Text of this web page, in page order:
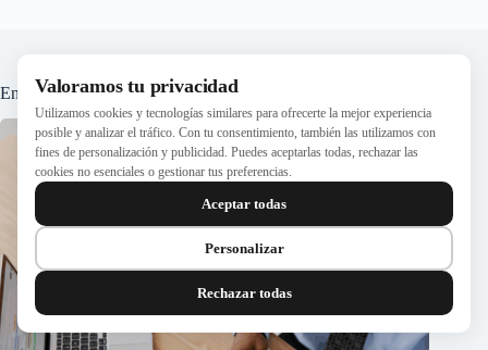
Valoramos tu privacidad
Utilizamos cookies y tecnologías similares para ofrecerte la mejor experiencia
posible y analizar el tráfico. Con tu consentimiento, también las utilizamos con
fines de personalización y publicidad. Puedes aceptarlas todas, rechazar las
cookies no esenciales o gestionar tus preferencias.
Personalizar
Rechazar todas
Aceptar todas
Entradas relacionadas